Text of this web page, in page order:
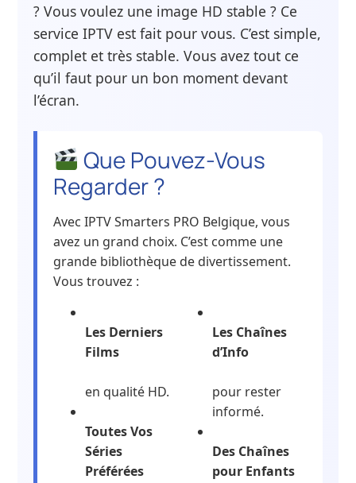
? Vous voulez une image HD stable ? Ce
service IPTV est fait pour vous. C’est simple,
complet et très stable. Vous avez tout ce
qu’il faut pour un bon moment devant
l’écran.
Que Pouvez-Vous
Regarder ?
Avec IPTV Smarters PRO Belgique, vous
avez un grand choix. C’est comme une
grande bibliothèque de divertissement.
Vous trouvez :
Les Derniers
Films
en qualité HD.
Toutes Vos
Séries
Préférées
Les Chaînes
d’Info
pour rester
informé.
Des Chaînes
pour Enfants